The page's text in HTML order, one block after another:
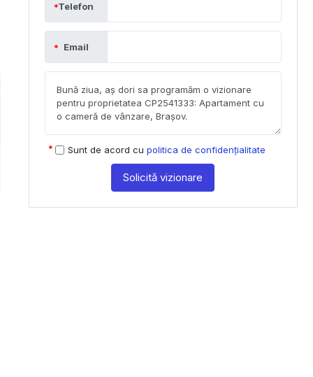
Telefon
Email
Sunt de acord cu politica de confidențialitate
Solicită vizionare